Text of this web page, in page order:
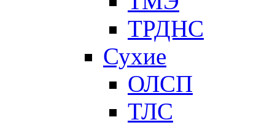
ТРДНС
Сухие
ОЛСП
ТЛС